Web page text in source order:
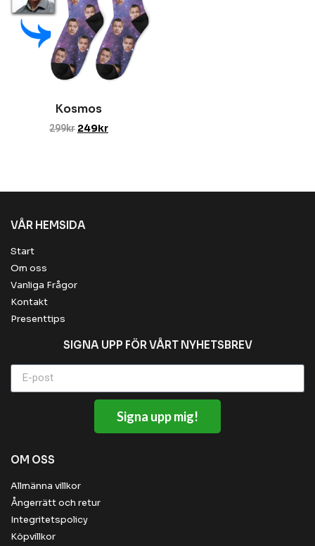
Kosmos
299kr 249kr
VÅR HEMSIDA
Start
Om oss
Vanliga Frågor
Kontakt
Presenttips
SIGNA UPP FÖR VÅRT NYHETSBREV
Signa upp mig!
OM OSS
Allmänna villkor
Ångerrätt och retur
Integritetspolicy
Köpvillkor